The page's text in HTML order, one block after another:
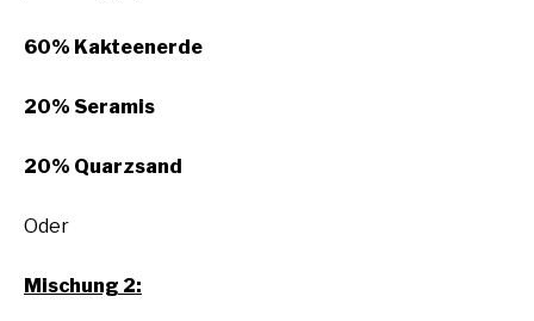
60% Kakteenerde
20% Seramis
20% Quarzsand
Oder
Mischung 2: